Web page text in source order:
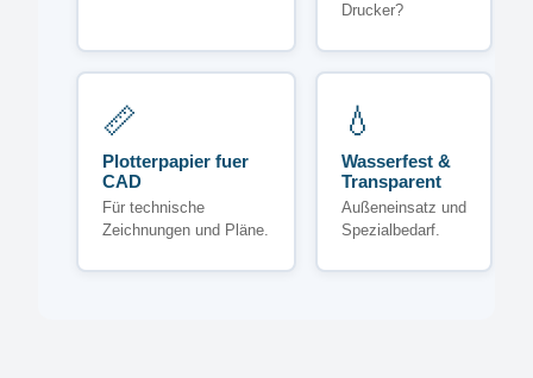
Drucker?
📏
Plotterpapier fuer
CAD
Für technische
Zeichnungen und Pläne.
💧
Wasserfest &
Transparent
Außeneinsatz und
Spezialbedarf.